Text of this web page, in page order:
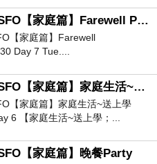
2015舊金山SFO【家庭篇】Farewell Party
【家庭篇】Farewell
Day 7 Tue....
2015舊金山SFO【家庭篇】家庭生活~送上學
【家庭篇】家庭生活~送上學
6 【家庭生活~送上學；...
【家庭篇】晚餐Party